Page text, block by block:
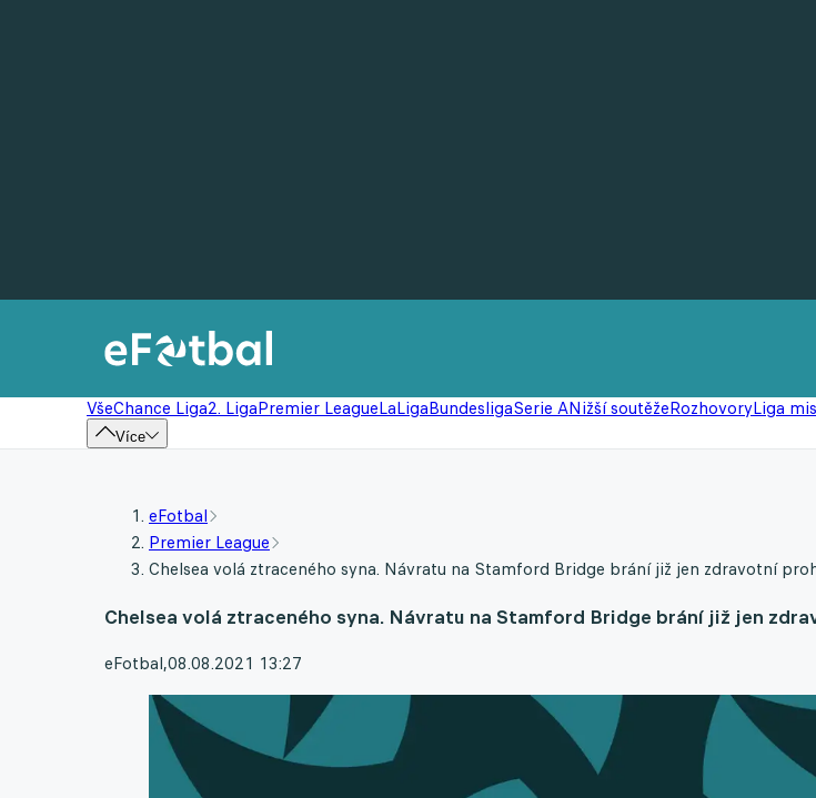
VšeChance Liga2. LigaPremier LeagueLaLigaBundesligaSerie ANižší soutěžeRozhovoryLiga
Více
eFotbal
Premier League
Chelsea volá ztraceného syna. Návratu na Stamford Bridge brání již jen zdravotní
Chelsea volá ztraceného syna. Návratu na Stamford Bridge brání již jen
eFotbal,08.08.2021 13:27